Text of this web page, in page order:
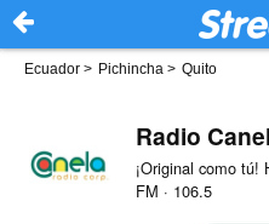
Ecuador > Pichincha > Quito
Radio
¡Original como tú!
FM · 106.5